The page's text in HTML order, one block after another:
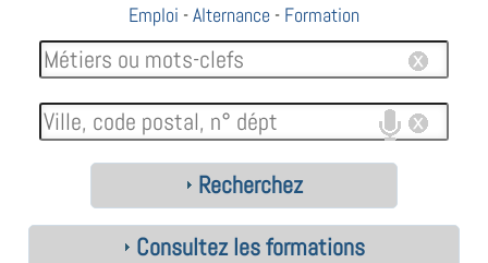
Emploi -Alternance - Formation
Recherchez
Consultez les formations